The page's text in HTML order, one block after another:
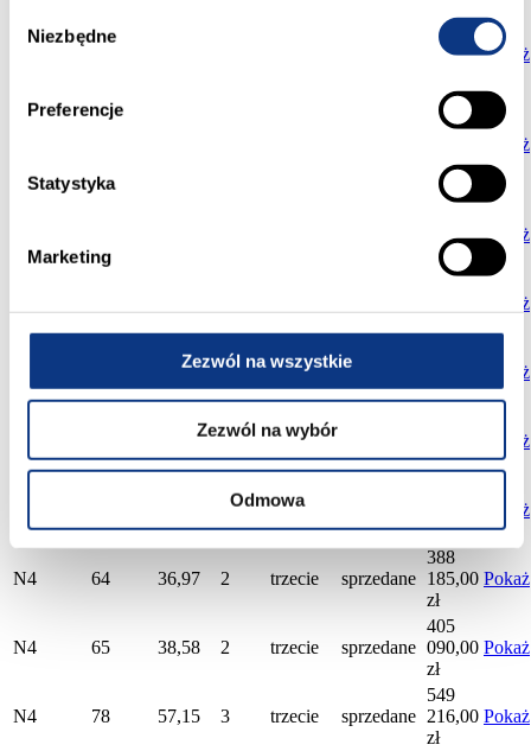
zgody
Niezbędne
Preferencje
Statystyka
Marketing
Zezwól na wszystkie
Zezwól na wybór
Odmowa
458
016,00 Pokaż
968
058,00
130,00
zł
Pokaż
160,00
zł
Pokaż
564
Pokaż
66,07 4 trzecie sprzedane
zł
Pokaż
35,90 2 trzecie
zł
Pokaż
trzecie
zł
Pokaż
N4 64 36,97 2 trzecie sprzedane
388
185,00
zł
Pokaż
N4 65 38,58 2 trzecie sprzedane
405
090,00
zł
Pokaż
N4 78 57,15 3 trzecie sprzedane
549
216,00
zł
Pokaż